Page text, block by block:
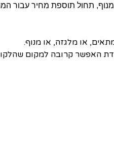
תחול תוספת מחיר עבור
האפשר קרובה למקום